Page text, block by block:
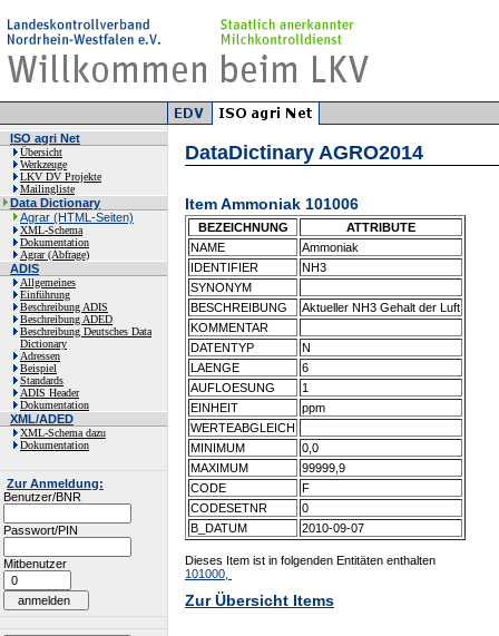
ISO agri Net
Übersicht
Werkzeuge
LKV DV Projekte
Mailingliste
Data Dictionary
Agrar (HTML-Seiten)
XML-Schema
Dokumentation
Agrar (Abfrage)
ADIS
Allgemeines
Einführung
Beschreibung ADIS
Beschreibung ADED
Beschreibung Deutsches Data
Dictionary
Adressen
Beispiel
Standards
ADIS Header
Dokumentation
XML/ADED
XML-Schema dazu
Dokumentation
Zur Anmeldung:
Benutzer/BNR
Passwort/PIN
Mitbenutzer
DataDictinary AGRO2014
Item Ammoniak 101006
BEZEICHNUNG
ATTRIBUTE
NAME
Ammoniak
IDENTIFIER
NH3
SYNONYM
BESCHREIBUNG
Aktueller NH3 Gehalt der Luft
KOMMENTAR
DATENTYP
N
LAENGE
6
AUFLOESUNG
1
EINHEIT
ppm
WERTEABGLEICH
MINIMUM
0,0
MAXIMUM
99999,9
CODE
F
CODESETNR
0
B_DATUM
2010-09-07
Dieses Item ist in folgenden Entitäten enthalten
101000,
Zur Übersicht Items